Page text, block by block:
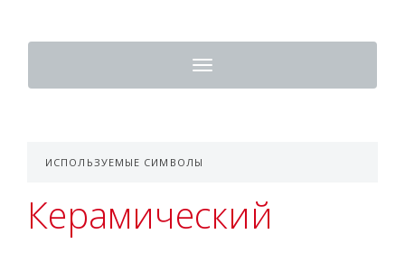
Toggle
navigation
ИСПОЛЬЗУЕМЫЕ СИМВОЛЫ
Керамический